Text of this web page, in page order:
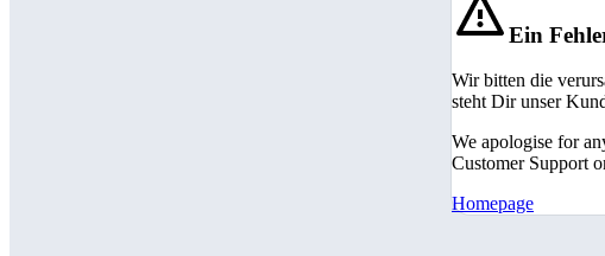
Ein
Wir bitten die
steht Dir unser
We apologise for
Customer Support
Homepage